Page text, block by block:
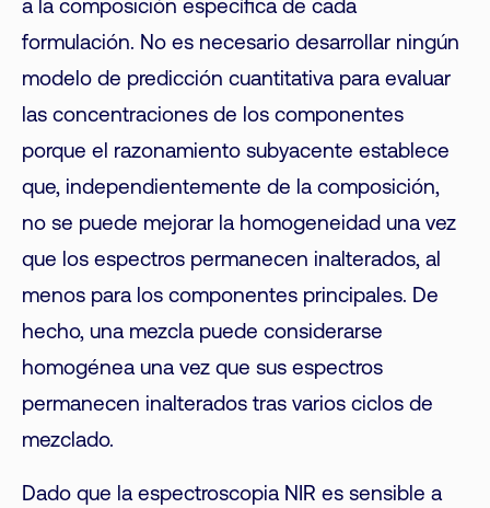
a la composición específica de cada
formulación. No es necesario desarrollar ningún
modelo de predicción cuantitativa para evaluar
las concentraciones de los componentes
porque el razonamiento subyacente establece
que, independientemente de la composición,
no se puede mejorar la homogeneidad una vez
que los espectros permanecen inalterados, al
menos para los componentes principales. De
hecho, una mezcla puede considerarse
homogénea una vez que sus espectros
permanecen inalterados tras varios ciclos de
mezclado.
Dado que la espectroscopia NIR es sensible a